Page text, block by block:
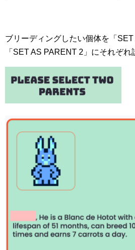
ブリーディングしたい個体を「
「SET AS PARENT 2」にそれぞれ